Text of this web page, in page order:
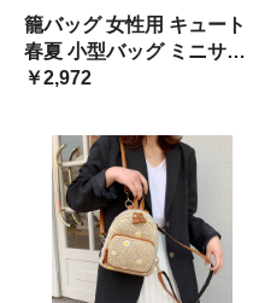
ら ストロー カゴバッグ か
わいい おしゃれ 春夏 手持
ち 手提げ バック 台形 バケ
ツバック レトロ ナチュ 四
籠バッグ 女性用 キュート
春夏 小型バッグ ミニサイ
ズ 意外に入る 収納力 スマ
やすい ちょっとお出かけ
タウンユース
￥2,972